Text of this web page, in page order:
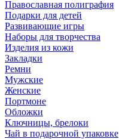
Православная полиграфия
Подарки для детей
Развивающие игры
Наборы для творчества
Изделия из кожи
Закладки
Ремни
Мужские
Женские
Портмоне
Обложки
Ключницы, брелоки
Чай в подарочной упаковке